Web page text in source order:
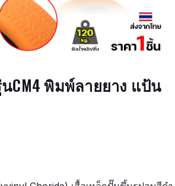
นCM4 พิมพ์ลายยาง แป้น